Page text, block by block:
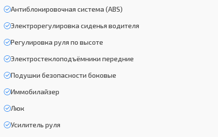
Антиблокировочная система (ABS)
Электрорегулировка сиденья водителя
Регулировка руля по высоте
Электростеклоподъёмники передние
Подушки безопасности боковые
Иммобилайзер
Люк
Усилитель руля